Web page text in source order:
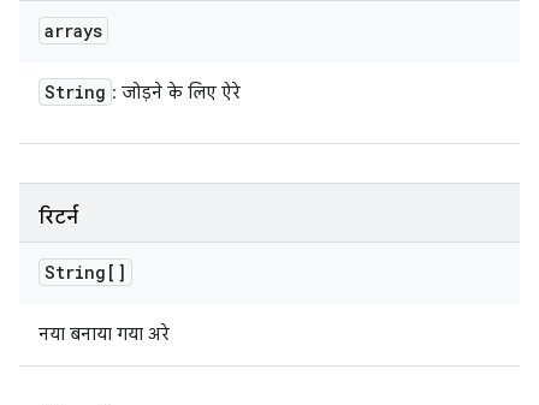
arrays
String : जोड़ने के लिए ऐरे
रिटर्न
String[]
नया बनाया गया अरे